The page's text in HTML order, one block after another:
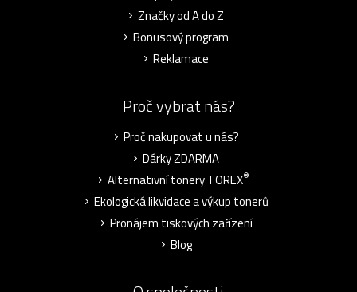
Značky od A do Z
Bonusový program
Reklamace
Proč vybrat nás?
Proč nakupovat u nás?
Dárky ZDARMA
Alternativní tonery TOREX®
Ekologická likvidace a výkup tonerů
Pronájem tiskových zařízení
Blog